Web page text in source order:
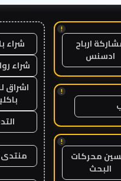
!
ارباح
ادسنس
!
!
محركات
البحث
شراء
شراء
اشراق
منتدى